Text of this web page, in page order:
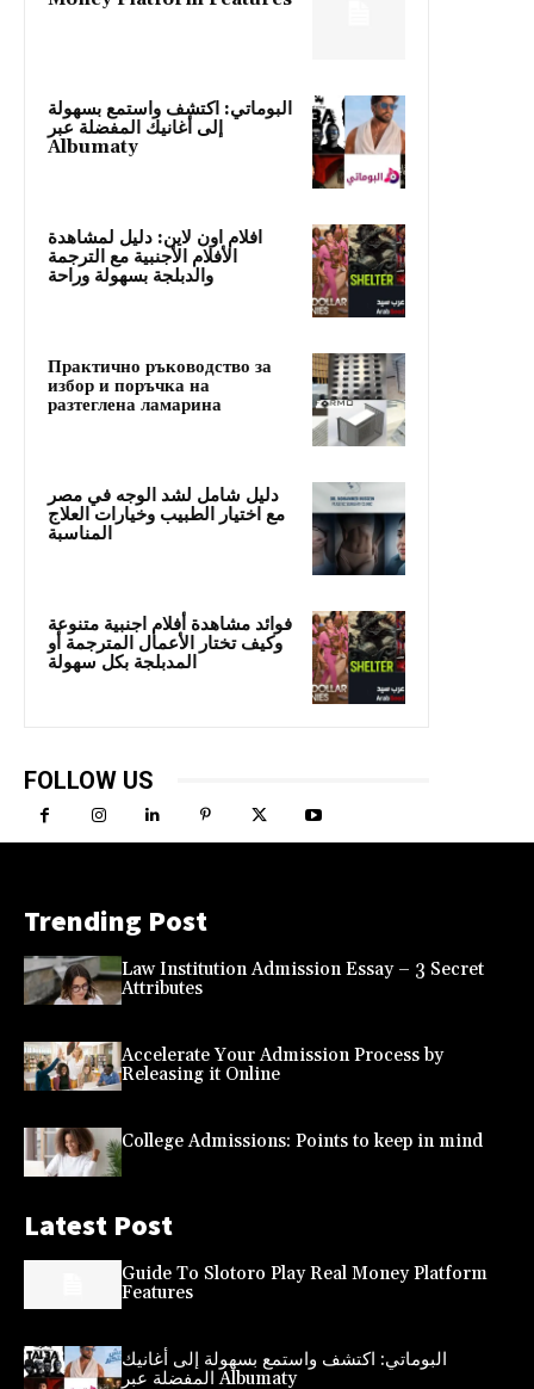
البوماتي: اكتشف واستمع بسهولة
إلى أغانيك المفضلة عبر
Albumaty
افلام اون لاين: دليل لمشاهدة
الأفلام الأجنبية مع الترجمة
والدبلجة بسهولة وراحة
Практично ръководство за
избор и поръчка на
разтеглена ламарина
دليل شامل لشد الوجه في مصر
مع اختيار الطبيب وخيارات العلاج
المناسبة
فوائد مشاهدة أفلام اجنبية متنوعة
وكيف تختار الأعمال المترجمة أو
المدبلجة بكل سهولة
FOLLOW US
Trending Post
Law Institution Admission Essay – 3 Secret
Attributes
Accelerate Your Admission Process by
Releasing it Online
College Admissions: Points to keep in mind
Latest Post
Guide To Slotoro Play Real Money Platform
Features
البوماتي: اكتشف واستمع بسهولة إلى أغانيك
المفضلة عبر Albumaty